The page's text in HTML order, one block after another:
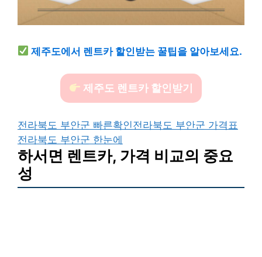
제주도에서 렌트카 할인받는 꿀팁을 알아보세요.
제주도 렌트카 할인받기
전라북도 부안군 빠른확인전라북도 부안군 가격표
전라북도 부안군 한눈에
하서면 렌트카, 가격 비교의 중요
성